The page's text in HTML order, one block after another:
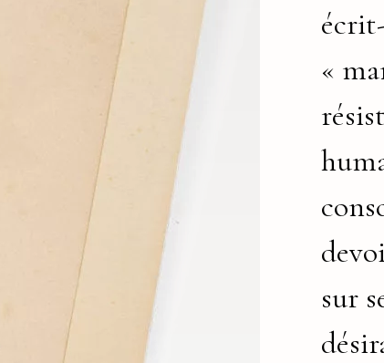
«
sur